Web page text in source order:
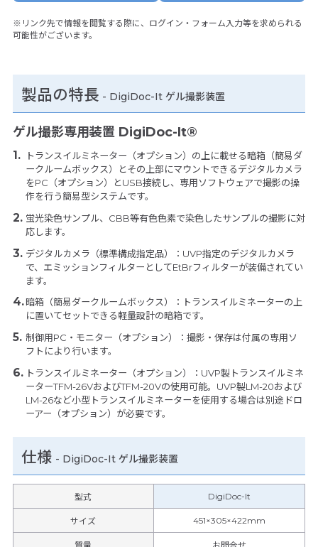
※リンク先で情報を閲覧する際に、ログイン・フォーム入力等を求められる
可能性がございます。
製品の特長 - DigiDoc-It ゲル撮影装置
ゲル撮影専用装置 DigiDoc-It®
トランスイルミネーター（オプション）の上に載せる暗箱（簡易ダ
ークルームボックス）とその上部にマウントできるデジタルカメラ
をPC（オプション）とUSB接続し、専用ソフトウェアで撮影の操
作を行う簡易型システムです。
蛍光染色サンプル、CBB等有色色素で染色したサンプルの撮影に対
応します。
デジタルカメラ（標準構成指定品）：UVP指定のデジタルカメラ
で、エミッションフィルターとしてEtBrフィルターが装備されてい
ます。
暗箱（簡易ダークルームボックス）：トランスイルミネーターの上
に置いてセットできる軽量設計の暗箱です。
制御用PC・モニター（オプション）：撮影・保存は付属の専用ソ
フトにより行います。
トランスイルミネーター（オプション）：UVP製トランスイルミネ
ーターTFM-26VおよびTFM-20Vの使用可能。UVP製LM-20および
LM-26など小型トランスイルミネーターを使用する場合は別途ドロ
ーアー（オプション）が必要です。
仕様 - DigiDoc-It ゲル撮影装置
型式 DigiDoc-It
サイズ 451×305×422mm